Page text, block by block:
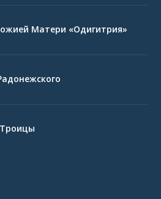
Матери «Одигитрия»